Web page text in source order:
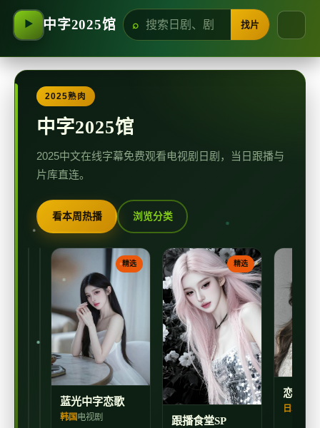
▶ 中字2025馆 找片
2025熟肉
中字2025馆
2025中文在线字幕免费观看电视剧日剧，当日跟播与
片库直连。
看本周热播 浏览分类
剧
字
白
夜
本
电
视
剧
精选
蓝光中字恋歌
韩国电视剧
精选
跟播食堂SP
恋歌
日本